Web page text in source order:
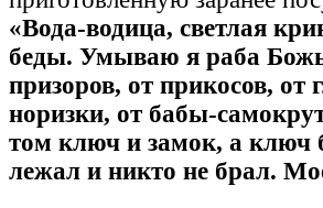
«Во­да-водица, светлая
бе­ды. Умываю я раба
призоров, от прикосов, от
норизки, от бабы-
том ключ и замок, а ключ
лежал и никто не брал.